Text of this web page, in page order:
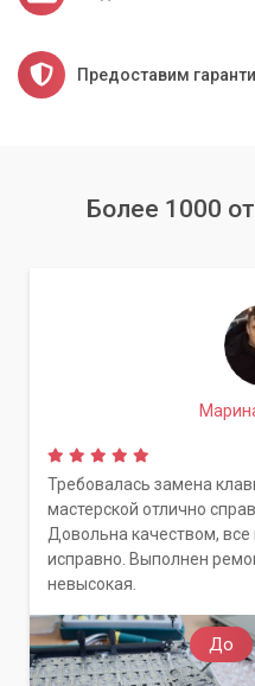
Предоставим
Более 1000
До
Требовалась замена
мастерской отлично
Довольна качеством,
исправно. Выполнен
невысокая.